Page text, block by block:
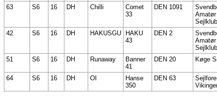
63 S6 16 DH Chilli
Comet
33
DEN 1091
Amatør
Sejlklub
42
S6 16 DH HAKUSGU
HAKU
43
DEN 2
Amatør
Sejlklub
51
S6 16 DH Runaway
Banner
41
DEN 20 Køge
64 S6 16 DH OI
Hanse
350
DEN 63